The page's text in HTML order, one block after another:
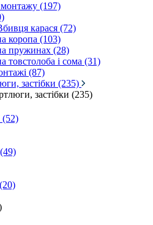
(197)
карася (72)
коропа (103)
пружинах (28)
товстолоба і сома (31)
(87)
застібки (235)
застібки (235)
(52)